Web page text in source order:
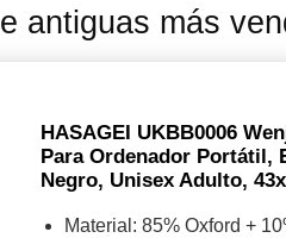
antiguas más
HASAGEI UKBB0006
Para Ordenador Portátil,
Negro, Unisex Adulto,
Material: 85% Oxford +